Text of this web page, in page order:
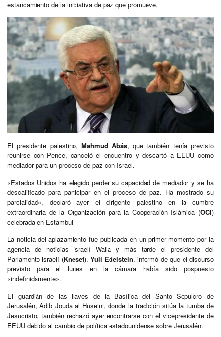
estancamiento de la iniciativa de paz que promueve.
El presidente palestino,Mahmud Abás, que también tenía previsto
reunirse con Pence, canceló el encuentro y descartó a EEUU como
mediador para un proceso de paz con Israel.
«Estados Unidos ha elegido perder su capacidad de mediador y se ha
descalificado para participar en el proceso de paz. Ha mostrado su
parcialidad», declaró ayer el dirigente palestino en la cumbre
extraordinaria de la Organización para la Cooperación Islámica (OCI)
celebrada en Estambul.
La noticia del aplazamiento fue publicada en un primer momento por la
agencia de noticias israelí Walla y más tarde el presidente del
Parlamento israelí (Kneset),Yuli Edelstein, informó de que el discurso
previsto para el lunes en la cámara había sido pospuesto
«indefinidamente».
El guardián de las llaves de la Basílica del Santo Sepulcro de
Jerusalén, Adib Jouda al Huseini, donde la tradición sitúa la tumba de
Jesucristo, también rechazó ayer encontrarse con el vicepresidente de
EEUU debido al cambio de política estadounidense sobre Jerusalén.